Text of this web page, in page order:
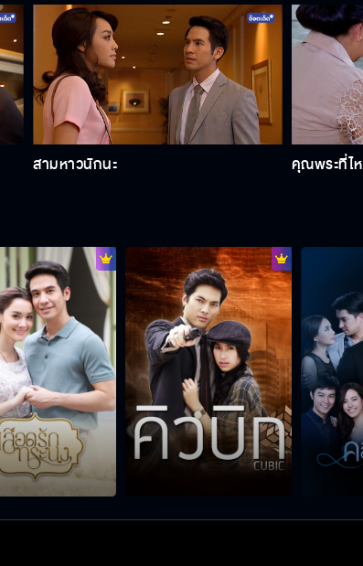
สามหาวนักนะ คุณพระที่ไ